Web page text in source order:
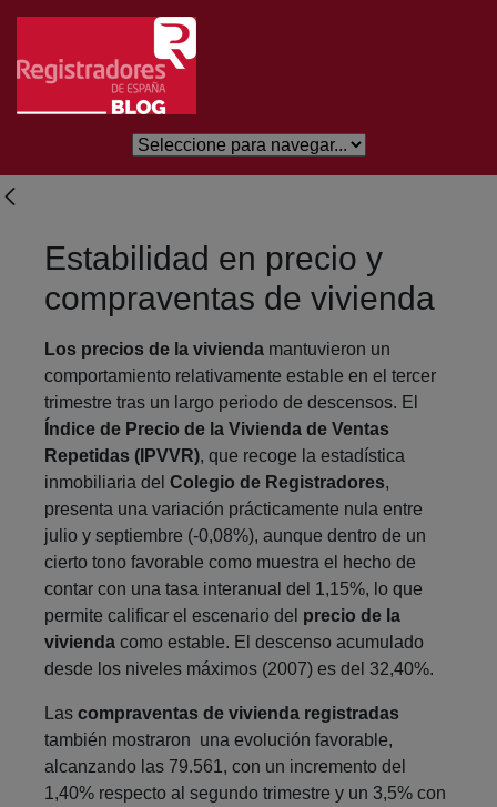
Saltar al contenido principal
Estabilidad en precio y
compraventas de vivienda
Los precios de la vivienda mantuvieron un
comportamiento relativamente estable en el tercer
trimestre tras un largo periodo de descensos. El
Índice de Precio de la Vivienda de Ventas
Repetidas (IPVVR), que recoge la estadística
inmobiliaria del Colegio de Registradores,
presenta una variación prácticamente nula entre
julio y septiembre (-0,08%), aunque dentro de un
cierto tono favorable como muestra el hecho de
contar con una tasa interanual del 1,15%, lo que
permite calificar el escenario del precio de la
vivienda como estable. El descenso acumulado
desde los niveles máximos (2007) es del 32,40%.
Las compraventas de vivienda registradas
también mostraron una evolución favorable,
alcanzando las 79.561, con un incremento del
1,40% respecto al segundo trimestre y un 3,5% con